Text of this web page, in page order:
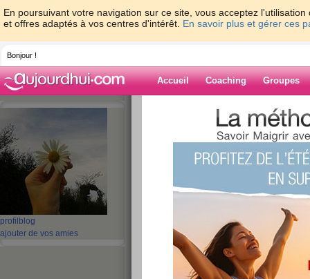
En poursuivant votre navigation sur ce site, vous acceptez
et offres adaptés à vos centres d'intérêt. En savoir plus et gérer ces
Bonjour !
Accueil Coaching Groupes
profil blog
ajouter de vos amies
> > 2eme
Blog de fridou
2eme essai! grrrrr
je recommence vite fait un mini blog car plus le